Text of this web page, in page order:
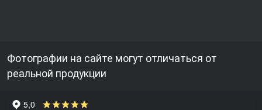
Фотографии на сайте могут отличаться от
реальной продукции